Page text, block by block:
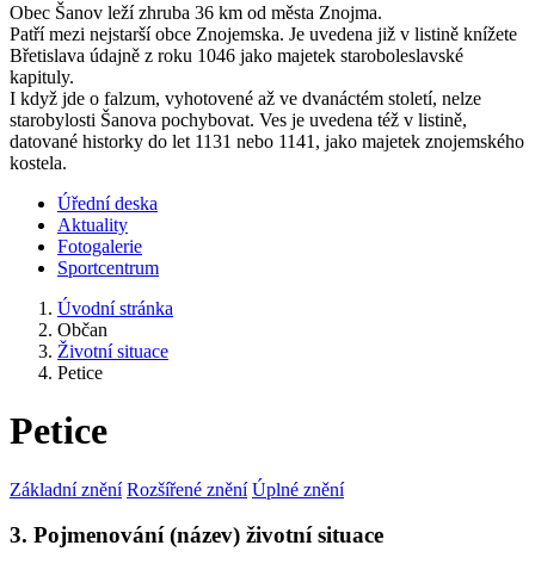
Obec Šanov leží zhruba 36 km od města Znojma.
Patří mezi nejstarší obce Znojemska. Je uvedena již v listině knížete
Břetislava údajně z roku 1046 jako majetek staroboleslavské
kapituly.
I když jde o falzum, vyhotovené až ve dvanáctém století, nelze
starobylosti Šanova pochybovat. Ves je uvedena též v listině,
datované historky do let 1131 nebo 1141, jako majetek znojemského
kostela.
Úřední deska
Aktuality
Fotogalerie
Sportcentrum
Úvodní stránka
Občan
Životní situace
Petice
Petice
Základní znění Rozšířené znění Úplné znění
3. Pojmenování (název) životní situace